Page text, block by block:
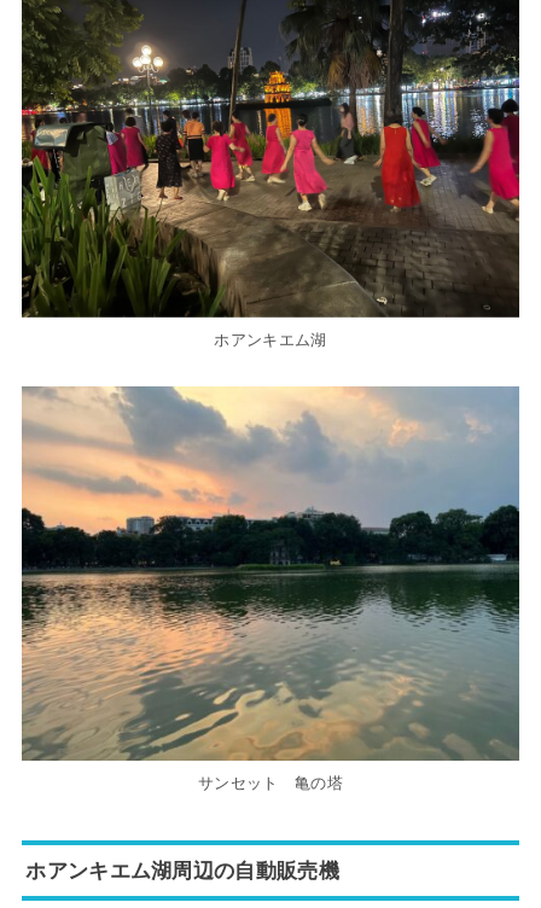
ホアンキエム湖
サンセット 亀の塔
ホアンキエム湖周辺の自動販売機